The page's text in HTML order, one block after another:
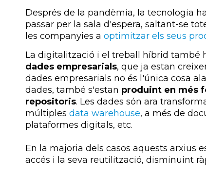
Després de la pandèmia, la tecnologia
passar per la sala d'espera, saltant-se
les companyies a optimitzar els seus
La digitalització i el treball híbrid també
dades empresarials, que ja estan
dades empresarials no és l'única cosa
dades, també s'estan produint en més
repositoris. Les dades són ara
múltiples data warehouse, a més de
plataformes digitals, etc.
En la majoria dels casos aquests arxius
accés i la seva reutilització, disminuint